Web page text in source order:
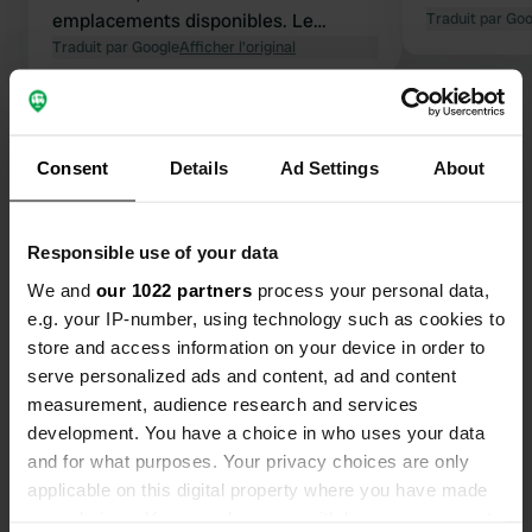
Consent Details Ad Settings About
Responsible use of your data
We and our 1022 partners process your personal data,
e.g. your IP-number, using technology such as cookies to
store and access information on your device in order to
serve personalized ads and content, ad and content
measurement, audience research and services
development. You have a choice in who uses your data
and for what purposes. Your privacy choices are only
applicable on this digital property where you have made
emplacements disponibles. Le
paiement se fait facilement par QR
code et carte bancaire. Nous avons
Traduit par GoogleAfficher l'original
Traduit par
Contact
Emplacement
Bergsetvegen
6430, Bud, Norway, Norvège